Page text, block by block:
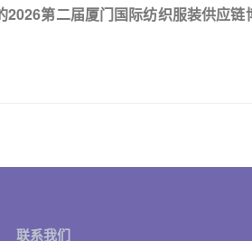
2026第二届厦门国际纺织服装供应链
联系我们